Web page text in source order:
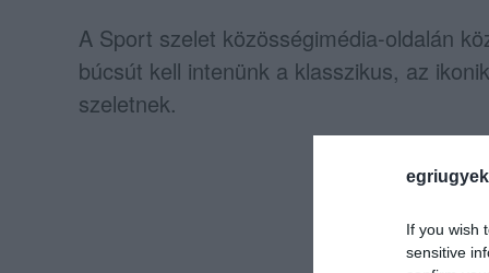
If you wish
sensitive
A Sport szelet közösségimédia-oldalán
búcsút kell intenünk a klasszikus, az
szeletnek.